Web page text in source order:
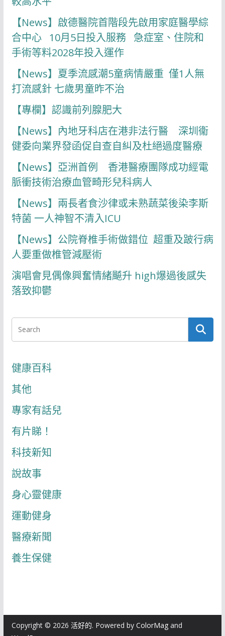
【News】啟德醫院首階段先啟用家庭醫學綜
合中心 10月5日投入服務 急症室、住院和
手術等料2028年投入運作
【News】夏季流感潮5童病情嚴重 僅1人無
打流感針 七歲男童昨不治
【專欄】認識前列腺肥大
【News】內地牙科店在港非法行醫 深圳衞
健委向業界發函促自查自糾及杜絕過度醫療
【News】亞洲首例 香港醫療團隊成功經電
脈衝技術治療血管畸形兒科病人
【News】兩長者食沙律或未熟蔬菜後染李斯
特菌 一人神智不清入ICU
【News】公院脊椎手術做錯位 超重及跛行病
人要重做椎管減壓術
演唱會見偶像興奮情緒飇升 high爆過後感失
落致抑鬱
健康百科
其他
專家有話兒
有片睇！
科技新知
說故事
身心靈健康
運動健身
醫療新聞
養生保健
Copyright © 2026 活好的. Powered by ColorMagand